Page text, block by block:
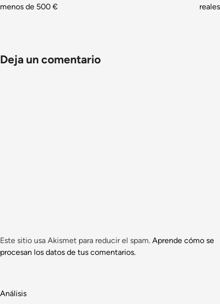
menos de 500 €
reales
Deja un comentario
Este sitio usa Akismet para reducir el spam. Aprende cómo se
procesan los datos de tus comentarios.
Análisis